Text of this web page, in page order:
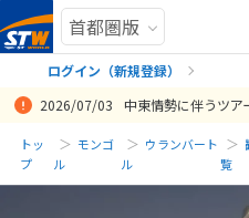
ログイン（新規登録）
まだ履歴
まだ登
2026/07/03 中東情勢に伴うツ
トッ
プ
モンゴ
ル
ウランバート
ル
覧